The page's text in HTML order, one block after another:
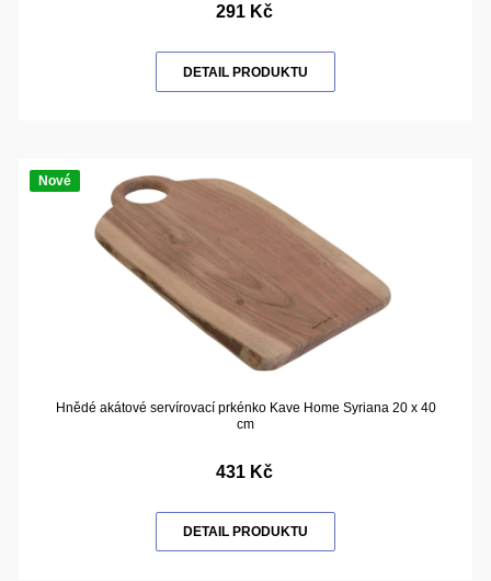
291 Kč
DETAIL PRODUKTU
Nové
Hnědé akátové servírovací prkénko Kave Home Syriana 20 x 40
cm
431 Kč
DETAIL PRODUKTU